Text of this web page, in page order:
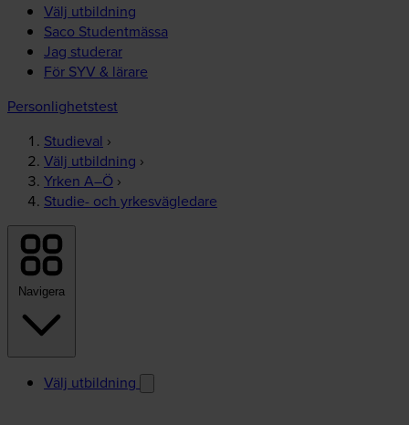
Välj utbildning
Saco Studentmässa
Jag studerar
För SYV & lärare
Personlighetstest
Studieval ›
Välj utbildning ›
Yrken A–Ö ›
Studie- och yrkesvägledare
Navigera
Välj utbildning